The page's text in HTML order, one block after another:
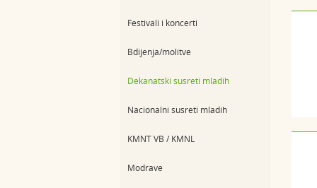
Festivali i koncerti
Bdijenja/molitve
Dekanatski susreti mladih
Nacionalni susreti mladih
KMNT VB / KMNL
Modrave